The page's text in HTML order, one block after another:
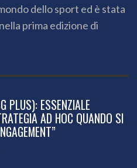
dello sport ed è stata
prima edizione di
PLUS): ESSENZIALE
AD HOC QUANDO SI